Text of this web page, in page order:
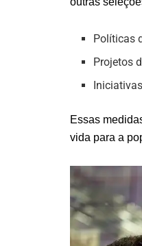
Políticas
Projetos
Essas
vida para a